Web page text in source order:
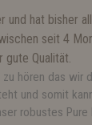
hat bisher
seit 4
gute Qualität.
hören das wir
und somit
robustes